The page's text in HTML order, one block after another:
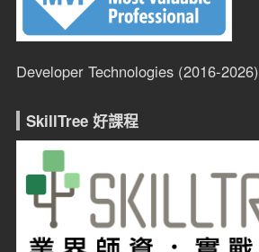
Developer Technologies (2016-2026)
SkillTree 好課程